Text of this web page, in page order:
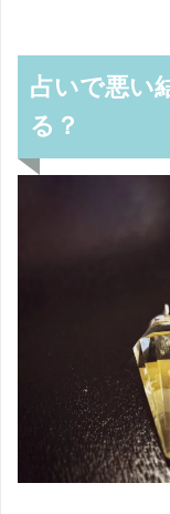
占いで悪い
る？